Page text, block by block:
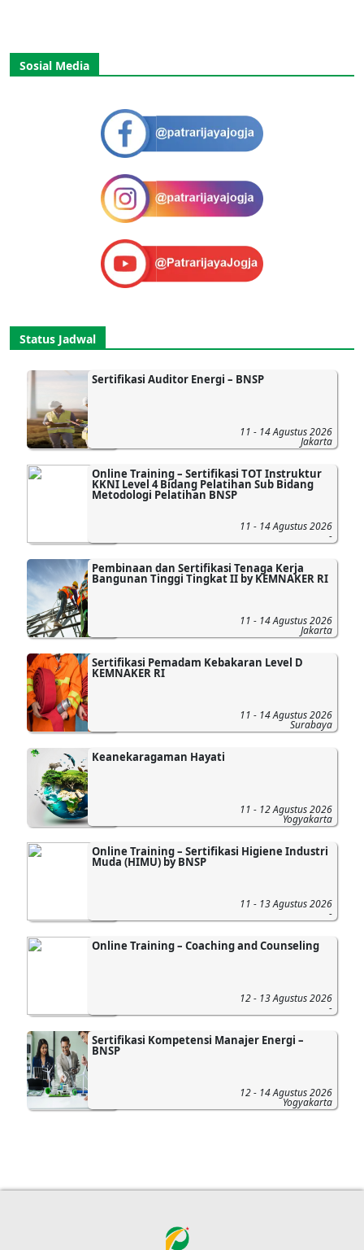
Sosial Media
Status Jadwal
Sertifikasi Auditor Energi – BNSP
11 - 14 Agustus 2026
Jakarta
Online Training – Sertifikasi TOT Instruktur
KKNI Level 4 Bidang Pelatihan Sub Bidang
Metodologi Pelatihan BNSP
11 - 14 Agustus 2026
-
Pembinaan dan Sertifikasi Tenaga Kerja
Bangunan Tinggi Tingkat II by KEMNAKER RI
11 - 14 Agustus 2026
Jakarta
Sertifikasi Pemadam Kebakaran Level D
KEMNAKER RI
11 - 14 Agustus 2026
Surabaya
Keanekaragaman Hayati
11 - 12 Agustus 2026
Yogyakarta
Online Training – Sertifikasi Higiene Industri
Muda (HIMU) by BNSP
11 - 13 Agustus 2026
-
Online Training – Coaching and Counseling
12 - 13 Agustus 2026
-
Sertifikasi Kompetensi Manajer Energi –
BNSP
12 - 14 Agustus 2026
Yogyakarta